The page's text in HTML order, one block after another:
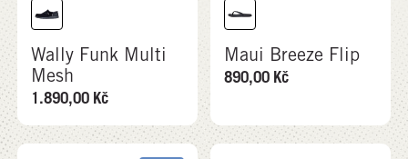
Wally Funk Multi
Mesh
1.890,00 Kč
Maui Breeze Flip
890,00 Kč